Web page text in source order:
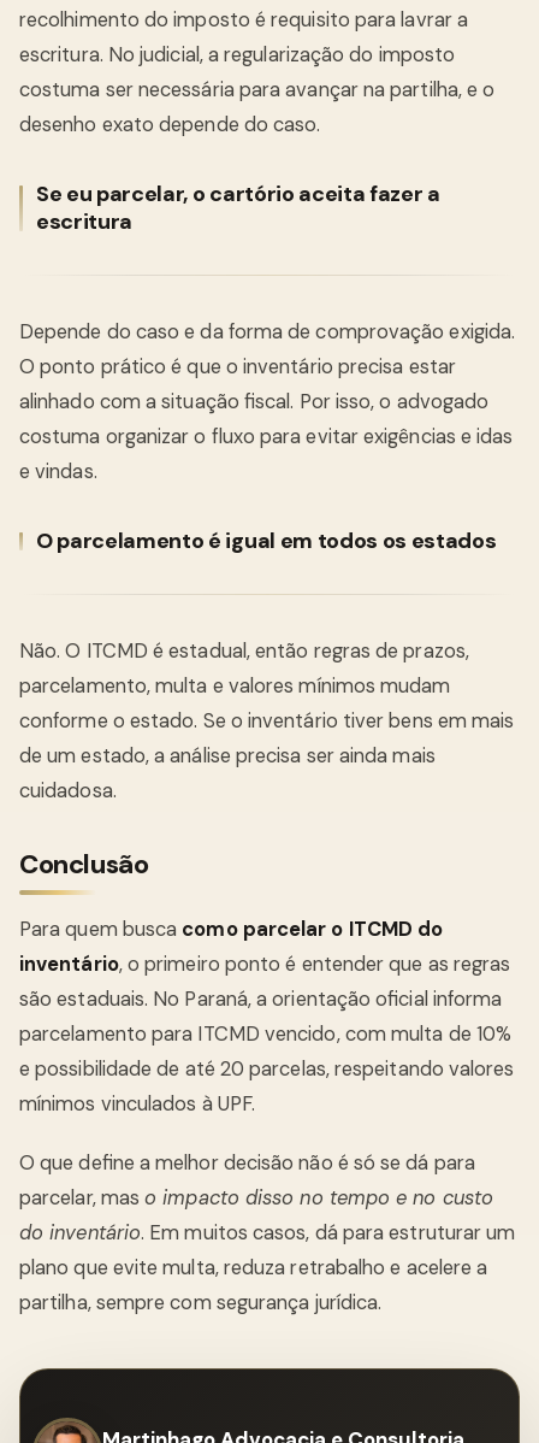
recolhimento do imposto é requisito para lavrar a
escritura. No judicial, a regularização do imposto
costuma ser necessária para avançar na partilha, e o
desenho exato depende do caso.
Se eu parcelar, o cartório aceita fazer a
escritura
Depende do caso e da forma de comprovação exigida.
O ponto prático é que o inventário precisa estar
alinhado com a situação fiscal. Por isso, o advogado
costuma organizar o fluxo para evitar exigências e idas
e vindas.
O parcelamento é igual em todos os estados
Não. O ITCMD é estadual, então regras de prazos,
parcelamento, multa e valores mínimos mudam
conforme o estado. Se o inventário tiver bens em mais
de um estado, a análise precisa ser ainda mais
cuidadosa.
Conclusão
Para quem busca como parcelar o ITCMD do
inventário, o primeiro ponto é entender que as regras
são estaduais. No Paraná, a orientação oficial informa
parcelamento para ITCMD vencido, com multa de 10%
e possibilidade de até 20 parcelas, respeitando valores
mínimos vinculados à UPF.
O que define a melhor decisão não é só se dá para
parcelar, maso impacto disso no tempo e no custo
do inventário. Em muitos casos, dá para estruturar um
plano que evite multa, reduza retrabalho e acelere a
partilha, sempre com segurança jurídica.